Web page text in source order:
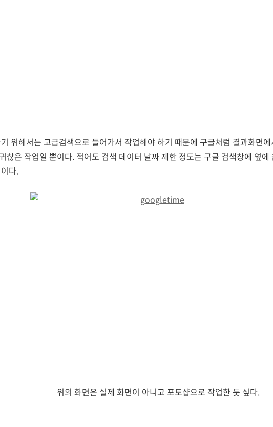
위해서는 고급검색으로 들어가서 작업해야 하기 때문에 구글처럼 결과화면
찮은 작업일 뿐이다. 적어도 검색 데이터 날짜 제한 정도는 구글 검색창에 옆
다.
위의 화면은 실제 화면이 아니고 포토샵으로 작업한 듯 싶다.